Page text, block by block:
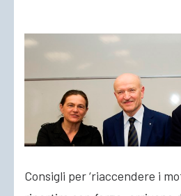
Consigli per ‘riaccendere i